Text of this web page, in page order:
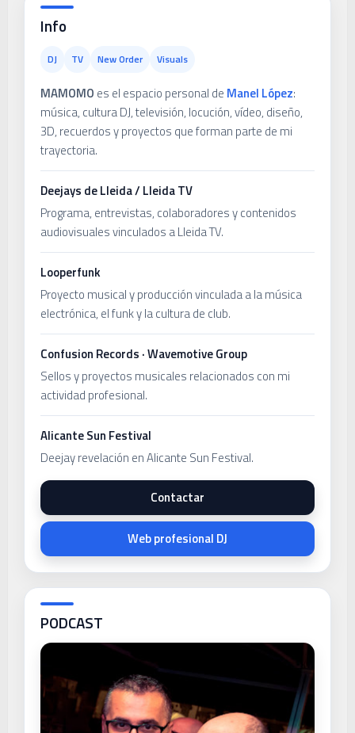
Info
DJ TV New Order Visuals
MAMOMO es el espacio personal de Manel López:
música, cultura DJ, televisión, locución, vídeo, diseño,
3D, recuerdos y proyectos que forman parte de mi
trayectoria.
Deejays de Lleida / Lleida TV
Programa, entrevistas, colaboradores y contenidos
audiovisuales vinculados a Lleida TV.
Looperfunk
Proyecto musical y producción vinculada a la música
electrónica, el funk y la cultura de club.
Confusion Records · Wavemotive Group
Sellos y proyectos musicales relacionados con mi
actividad profesional.
Alicante Sun Festival
Deejay revelación en Alicante Sun Festival.
Contactar
Web profesional DJ
PODCAST